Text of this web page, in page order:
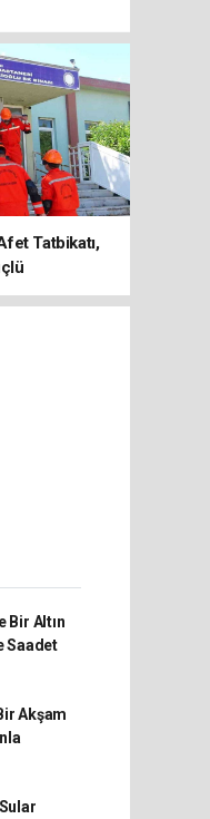
Tatbikatı,
Bir Altın
Saadet
Akşam